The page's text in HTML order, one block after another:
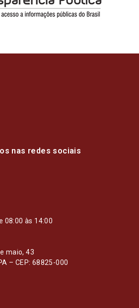
nas redes sociais
08:00 às 14:00
maio, 43
– CEP: 68825-000